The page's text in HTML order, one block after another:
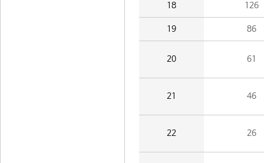
18 126
19 86
20 61
21 46
22 26